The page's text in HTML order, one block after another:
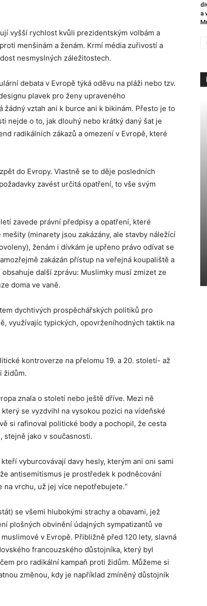
vyšší rychlost kvůli prezidentským volbám a
menšinám a ženám. Krmí média zuřivostí a
nesmyslných záležitostech.
debata v Evropě týká oděvu na pláži nebo tzv.
plavek pro ženy upraveného
vztah ani k burce ani k bikinám. Přesto je to
nejde o to, jak dlouhý nebo krátký daný šat je
radikálních zákazů a omezení v Evropě, které
do Evropy. Vlastně se to děje posledních
zavést určitá opatření, to vše svým
zavede právní předpisy a opatření, které
(minarety jsou zakázány, ale stavby náležící
ženám i dívkám je upřeno právo odívat se
zakázán přístup na veřejná koupaliště a
další zprávu: Muslimky musí zmizet ze
doma ve vaně.
dychtivých prospěchářských politiků pro
využívajíc typických, opovrženíhodných taktik na
kontroverze na přelomu 19. a 20. století- až
židům.
znala o století nebo ještě dříve. Mezi ně
se vyzdvihl na vysokou pozici na vídeňské
si rafinoval politické body a pochopil, že cesta
stejně jako v současnosti.
vyburcovávají davy hesly, kterým ani oni sami
antisemitismus je prostředek k podněcování
vrchu, už jej více nepotřebujete.“
se všemi hlubokými strachy a obavami, jež
plošných obvinění údajných sympatizantů ve
v Evropě. Přibližně před 120 lety, slavná
francouzského důstojníka, který byl
pro radikální kampaň proti židům. Můžeme si
změnou, kdy je například zmíněný důstojník
a